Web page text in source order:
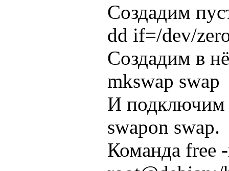
Создадим
dd if=/dev/
Создадим в
mkswap swap
И подключим
swapon swap.
Команда free